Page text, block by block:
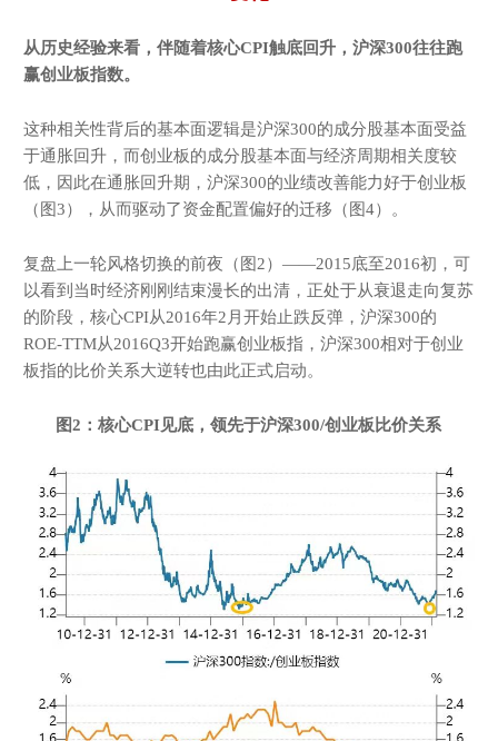
从历史经验来看，伴随着核心CPI触底回升，沪深300往往跑
赢创业板指数。
这种相关性背后的基本面逻辑是沪深300的成分股基本面受益
于通胀回升，而创业板的成分股基本面与经济周期相关度较
低，因此在通胀回升期，沪深300的业绩改善能力好于创业板
（图3），从而驱动了资金配置偏好的迁移（图4）。
复盘上一轮风格切换的前夜（图2）——2015底至2016初，可
以看到当时经济刚刚结束漫长的出清，正处于从衰退走向复苏
的阶段，核心CPI从2016年2月开始止跌反弹，沪深300的
ROE-TTM从2016Q3开始跑赢创业板指，沪深300相对于创业
板指的比价关系大逆转也由此正式启动。
图2 ：核心CPI见底，领先于沪深300/创业板比价关系